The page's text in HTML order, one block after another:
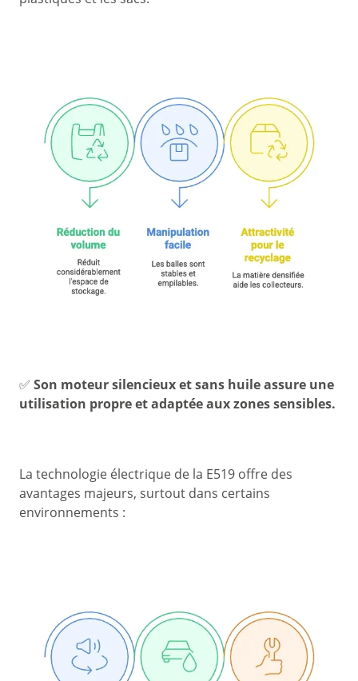
✅ Son moteur silencieux et sans huile assure une
utilisation propre et adaptée aux zones sensibles.
La technologie électrique de la E519 offre des
avantages majeurs, surtout dans certains
environnements :